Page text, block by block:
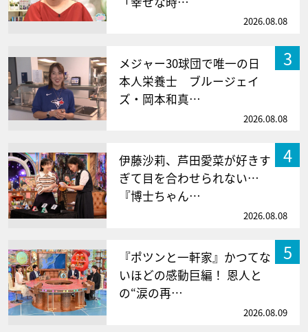
2026.08.08
3
メジャー30球団で唯一の日
本人栄養士 ブルージェイ
ズ・岡本和真…
2026.08.08
4
伊藤沙莉、芦田愛菜が好きす
ぎて目を合わせられない…
『博士ちゃん…
2026.08.08
5
『ポツンと一軒家』かつてな
いほどの感動巨編！ 恩人と
の“涙の再…
2026.08.09